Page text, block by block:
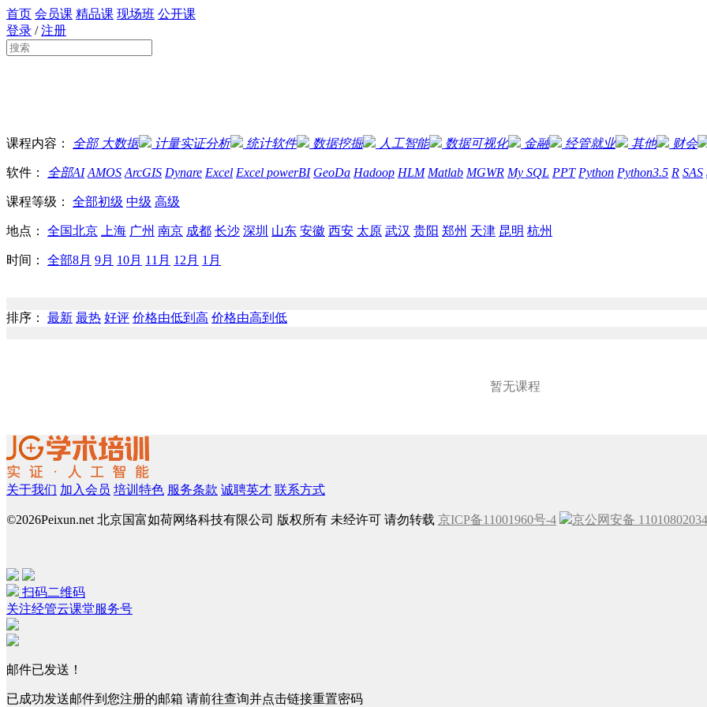
首页 会员课 精品课 现场班 公开课
登录 /注册
课程内容： 全部大数据 计量实证分析 统计软件 数据挖掘 人工智能 数据可视化 金融 经管就业 其他 财会
软件： 全部AI AMOS ArcGIS Dynare Excel Excel powerBI GeoDa Hadoop HLM Matlab MGWR My SQL PPT Python Python3.5 R SAS
课程等级： 全部初级 中级 高级
地点： 全国北京 上海 广州 南京 成都 长沙 深圳 山东 安徽 西安 太原 武汉 贵阳 郑州 天津 昆明 杭州
时间： 全部8月 9月 10月 11月 12月 1月
排序： 最新 最热 好评 价格由低到高 价格由高到低
暂无课程
关于我们 加入会员 培训特色 服务条款 诚聘英才 联系方式
©2026Peixun.net 北京国富如荷网络科技有限公司 版权所有 未经许可 请勿转载 京ICP备11001960号-4 京公网安备
扫码二维码
关注经管云课堂服务号
邮件已发送！
已成功发送邮件到您注册的邮箱 请前往查询并点击链接重置密码